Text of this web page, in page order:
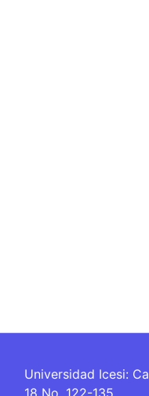
Universidad Icesi: Calle
18 No. 122-135